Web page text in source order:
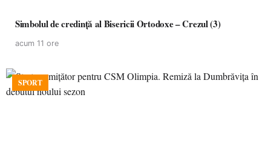
Simbolul de credinţă al Bisericii Ortodoxe – Crezul (3)
acum 11 ore
SPORT